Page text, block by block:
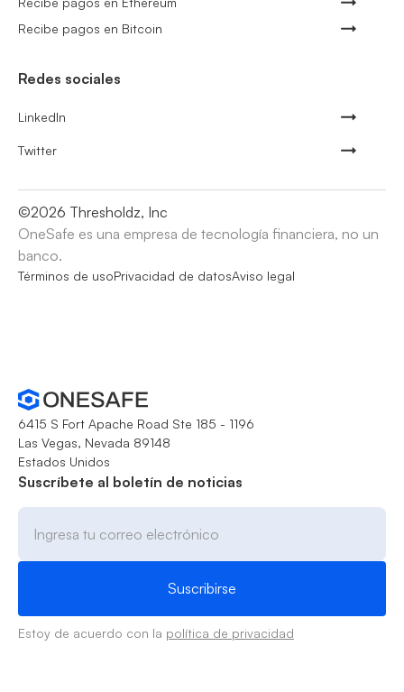
Recibe pagos en Bitcoin
Redes sociales
LinkedIn
Twitter
©2026 Thresholdz, Inc
OneSafe es una empresa de tecnología financiera, no un
banco.
Términos de usoPrivacidad de datosAviso legal
6415 S Fort Apache Road Ste 185 - 1196
Las Vegas, Nevada 89148
Estados Unidos
Suscríbete al boletín de noticias
Estoy de acuerdo con la política de privacidad